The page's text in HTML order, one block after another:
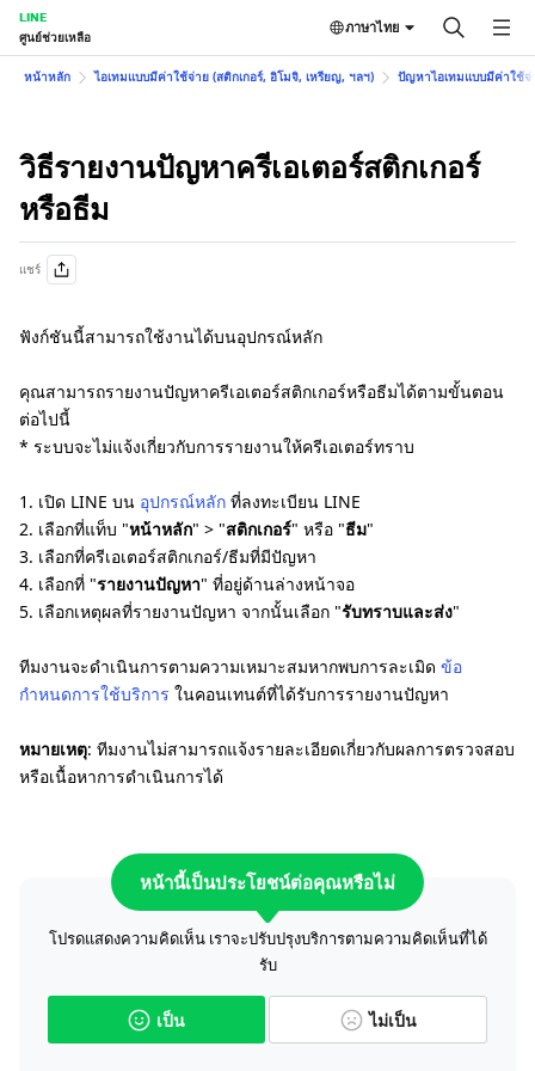
LINE
ศูนย์ช่วยเหลือ
ภาษาไทย
หน้าหลัก ไอเทมแบบมีค่าใช้จ่าย (สติกเกอร์, อิโมจิ, เหรียญ, ฯลฯ) ปัญหาไอเทมแบบมีค่าใช้จ่
วิธีรายงานปัญหาครีเอเตอร์สติกเกอร์
หรือธีม
แชร์
ฟังก์ชันนี้สามารถใช้งานได้บนอุปกรณ์หลัก
คุณสามารถรายงานปัญหาครีเอเตอร์สติกเกอร์หรือธีมได้ตามขั้นตอน
ต่อไปนี้
* ระบบจะไม่แจ้งเกี่ยวกับการรายงานให้ครีเอเตอร์ทราบ
1. เปิด LINE บน อุปกรณ์หลัก ที่ลงทะเบียน LINE
2. เลือกที่แท็บ "หน้าหลัก" > "สติกเกอร์" หรือ "ธีม"
3. เลือกที่ครีเอเตอร์สติกเกอร์/ธีมที่มีปัญหา
4. เลือกที่ "รายงานปัญหา" ที่อยู่ด้านล่างหน้าจอ
5. เลือกเหตุผลที่รายงานปัญหา จากนั้นเลือก "รับทราบและส่ง"
ทีมงานจะดำเนินการตามความเหมาะสมหากพบการละเมิด ข้อ
กำหนดการใช้บริการ ในคอนเทนต์ที่ได้รับการรายงานปัญหา
หมายเหตุ: ทีมงานไม่สามารถแจ้งรายละเอียดเกี่ยวกับผลการตรวจสอบ
หรือเนื้อหาการดำเนินการได้
หน้านี้เป็นประโยชน์ต่อคุณหรือไม่
โปรดแสดงความคิดเห็น เราจะปรับปรุงบริการตามความคิดเห็นที่ได้
รับ
เป็น ไม่เป็น